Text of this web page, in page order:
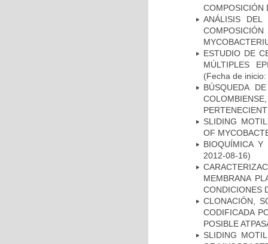
COMPOSICIÓN
ANÁLISIS DEL
ESTUDIO DE
MÚLTIPLES
(Fecha de
BÚSQUEDA
SLIDING
OF
BIOQUÍMICA Y
2012-08-16)
MEMBRANA
CONDICIONES
CLONACIÓN,
CODIFICADA
POSIBLE
SLIDING